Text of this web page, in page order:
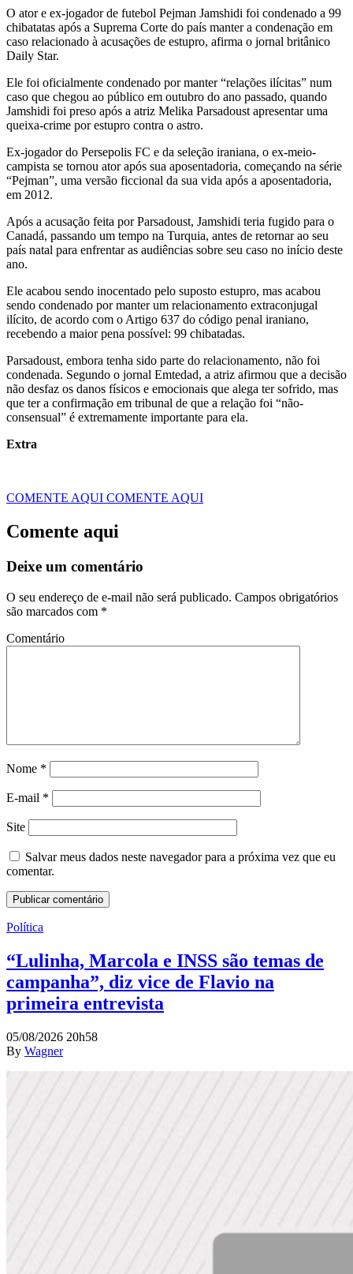
O ator e ex-jogador de futebol Pejman Jamshidi foi condenado a 99
chibatatas após a Suprema Corte do país manter a condenação em
caso relacionado à acusações de estupro, afirma o jornal britânico
Daily Star.
Ele foi oficialmente condenado por manter “relações ilícitas” num
caso que chegou ao público em outubro do ano passado, quando
Jamshidi foi preso após a atriz Melika Parsadoust apresentar uma
queixa-crime por estupro contra o astro.
Ex-jogador do Persepolis FC e da seleção iraniana, o ex-meio-
campista se tornou ator após sua aposentadoria, começando na série
“Pejman”, uma versão ficcional da sua vida após a aposentadoria,
em 2012.
Após a acusação feita por Parsadoust, Jamshidi teria fugido para o
Canadá, passando um tempo na Turquia, antes de retornar ao seu
país natal para enfrentar as audiências sobre seu caso no início deste
ano.
Ele acabou sendo inocentado pelo suposto estupro, mas acabou
sendo condenado por manter um relacionamento extraconjugal
ilícito, de acordo com o Artigo 637 do código penal iraniano,
recebendo a maior pena possível: 99 chibatadas.
Parsadoust, embora tenha sido parte do relacionamento, não foi
condenada. Segundo o jornal Emtedad, a atriz afirmou que a decisão
não desfaz os danos físicos e emocionais que alega ter sofrido, mas
que ter a confirmação em tribunal de que a relação foi “não-
consensual” é extremamente importante para ela.
Extra
COMENTE AQUI COMENTE AQUI
Comente aqui
Deixe um comentário
O seu endereço de e-mail não será publicado. Campos obrigatórios
são marcados com *
Comentário
Nome *
E-mail *
Site
Salvar meus dados neste navegador para a próxima vez que eu
comentar.
Política
“Lulinha, Marcola e INSS são temas de
campanha”, diz vice de Flavio na
primeira entrevista
05/08/2026 20h58
By Wagner